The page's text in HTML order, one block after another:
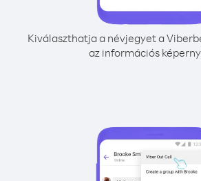
Kiválaszthatja a névjegyet a
az információs